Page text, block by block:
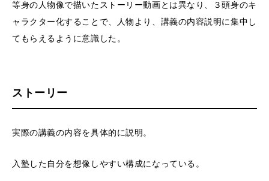
等身の人物像で描いたストーリー動画とは異なり、３頭身のキ
ャラクター化することで、人物より、講義の内容説明に集中し
てもらえるように意識した。
ストーリー
実際の講義の内容を具体的に説明。
入塾した自分を想像しやすい構成になっている。